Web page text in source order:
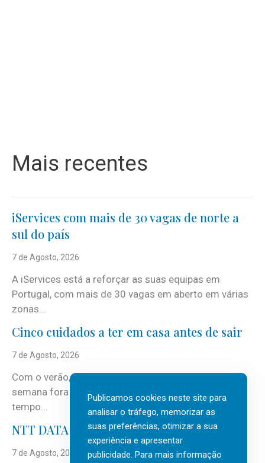
Mais recentes
iServices com mais de 30 vagas de norte a
sul do país
7 de Agosto, 2026
A iServices está a reforçar as suas equipas em
Portugal, com mais de 30 vagas em aberto em várias
zonas...
Cinco cuidados a ter em casa antes de sair
7 de Agosto, 2026
Com o verão, chegam também as férias, os fins-de-
semana fora e os dias em que a casa fica mais
tempo...
NTT DATA Insurtech Global Outlook 2026
7 de Agosto, 2026
Publicamos cookies neste site para
analisar o tráfego, memorizar as
suas preferências, otimizar a sua
experiência e apresentar
publicidade. Para mais informação